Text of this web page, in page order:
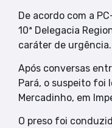
De acordo com a
10ª Delegacia
caráter de urgência.
Após conversas
Pará, o suspeito foi
Mercadinho, em
O preso foi